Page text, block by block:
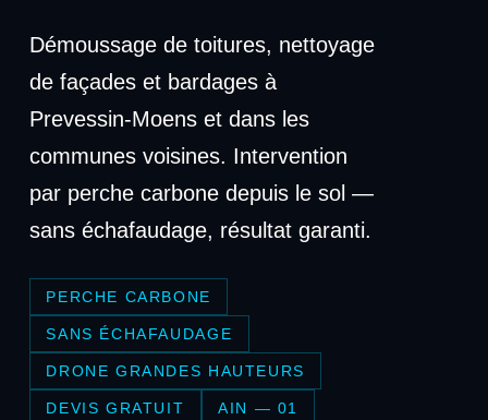
Démoussage de toitures, nettoyage
de façades et bardages à
Prevessin-Moens et dans les
communes voisines. Intervention
par perche carbone depuis le sol —
sans échafaudage, résultat garanti.
PERCHE CARBONE
SANS ÉCHAFAUDAGE
DRONE GRANDES HAUTEURS
DEVIS GRATUIT AIN — 01